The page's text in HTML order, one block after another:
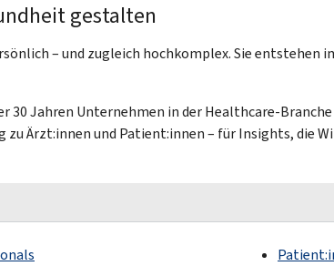
gestalten
– und zugleich hochkomplex. Sie entstehen
30 Jahren Unternehmen in der Healthcare-
Ärzt:innen und Patient:innen – für Insights, die